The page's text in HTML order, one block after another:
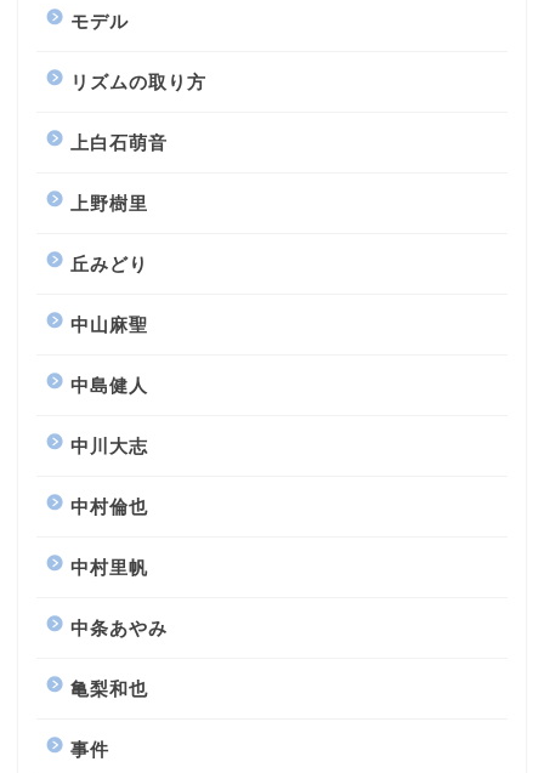
モデル
リズムの取り方
上白石萌音
上野樹里
丘みどり
中山麻聖
中島健人
中川大志
中村倫也
中村里帆
中条あやみ
亀梨和也
事件